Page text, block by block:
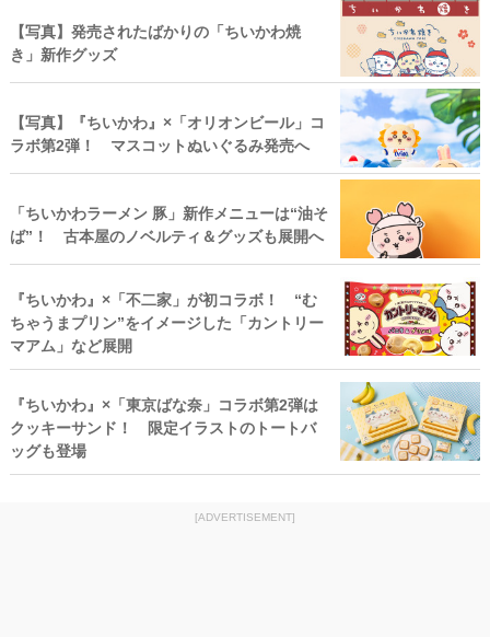
【写真】発売されたばかりの「ちいかわ焼
き」新作グッズ
【写真】『ちいかわ』×「オリオンビール」コ
ラボ第2弾！ マスコットぬいぐるみ発売へ
「ちいかわラーメン 豚」新作メニューは“油そ
ば”！ 古本屋のノベルティ＆グッズも展開へ
『ちいかわ』×「不二家」が初コラボ！ “む
ちゃうまプリン”をイメージした「カントリー
マアム」など展開
『ちいかわ』×「東京ばな奈」コラボ第2弾は
クッキーサンド！ 限定イラストのトートバ
ッグも登場
[ADVERTISEMENT]